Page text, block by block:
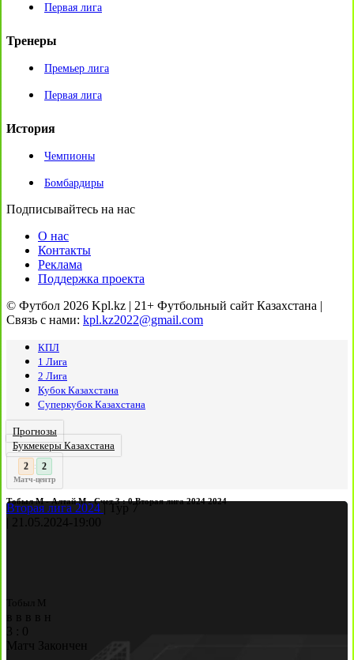
Первая лига
Тренеры
Премьер лига
Первая лига
История
Чемпионы
Бомбардиры
Подписывайтесь на нас
О нас
Контакты
Реклама
Поддержка проекта
© Футбол 2026 Kpl.kz | 21+ Футбольный сайт Казахстана |
Связь с нами: kpl.kz2022@gmail.com
КПЛ
1 Лига
2 Лига
Кубок Казахстана
Суперкубок Казахстана
Прогнозы
Букмекеры Казахстана
3 : 2
Матч-центр
Тобыл М - Алтай М - Счет 3 : 0 Вторая лига 2024 2024
Вторая лига 2024 | Тур 7
21.05.2024- 19:00
Тобыл М
в в в в
н
3
0
Матч Закончен